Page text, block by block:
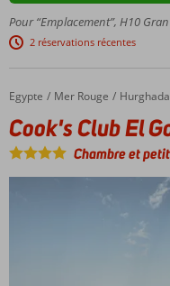
plage de
sable
Situé à
Playa de
Americas
Séjour
Pour “Emplacement”, H10
2 réservations récentes
Accueil
Egypte Mer Rouge Hurghada
Cook's Club El Gouna
Cook's Club El
Chambre et